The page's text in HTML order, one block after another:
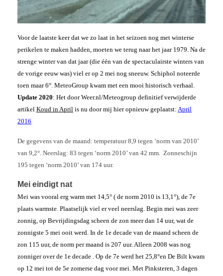
Voor de laatste keer dat we zo laat in het seizoen nog met winterse
perikelen te maken hadden, moeten we terug naar het jaar 1979. Na de
strenge winter van dat jaar (die één van de spectaculairste winters van
de vorige eeuw was) viel er op 2 mei nog sneeuw. Schiphol noteerde
toen maar 6°. MeteoGroup kwam met een mooi historisch verhaal.
Update 2020: Het door Weer.nl/Meteogroup definitief verwijderde
artikel Koud in April is nu door mij hier opnieuw geplaatst: April
2016
De gegevens van de maand: temperatuur 8,9 tegen ‘norm van 2010’
van 9,2°. Neerslag: 83 tegen ‘norm 2010’ van 42 mm. Zonneschijn
195 tegen ‘norm 2010’ van 174 uur.
Mei eindigt nat
Mei was vooral erg warm met 14,5° ( de norm 2010 is 13,1°), de 7e
plaats warmste. Plaatselijk viel er veel neerslag. Begin mei was zeer
zonnig, op Bevrijdingsdag scheen de zon meer dan 14 uur, wat de
zonnigste 5 mei ooit werd. In de 1e decade van de maand scheen de
zon 115 uur, de norm per maand is 207 uur. Alleen 2008 was nog
zonniger over de 1e decade . Op de 7e werd het 25,8°en De Bilt kwam
op 12 mei tot de 5e zomerse dag voor mei. Met Pinksteren, 3 dagen